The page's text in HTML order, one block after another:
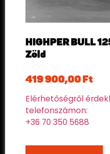
HIGHPER BULL
Zöld
419 900,00 Ft
Elérhetőségről
telefonszámon:
+36 70 350 5688